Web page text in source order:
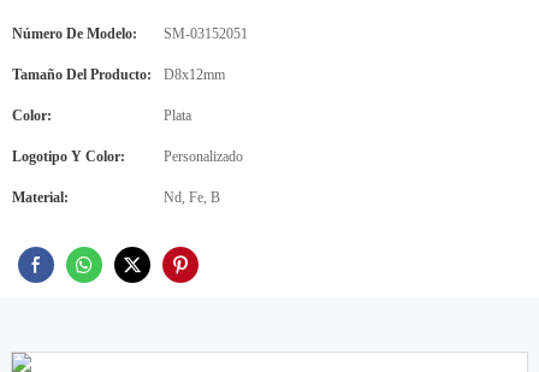
Número De Modelo: SM-03152051
Tamaño Del Producto: D8x12mm
Color: Plata
Logotipo Y Color: Personalizado
Material: Nd, Fe, B